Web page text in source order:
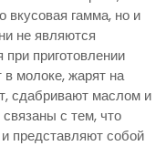
вкусовая гамма, но и
не являются
приготовлении
молоке, жарят на
сдабривают маслом и
с тем, что
представляют собой